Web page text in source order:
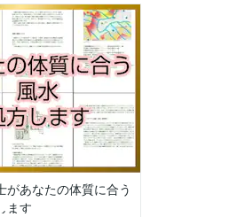
があなたの体質に合う
ます